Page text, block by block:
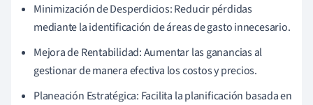
Minimización de Desperdicios: Reducir pérdidas
mediante la identificación de áreas de gasto innecesario.
Mejora de Rentabilidad: Aumentar las ganancias al
gestionar de manera efectiva los costos y precios.
Planeación Estratégica: Facilita la planificación basada en